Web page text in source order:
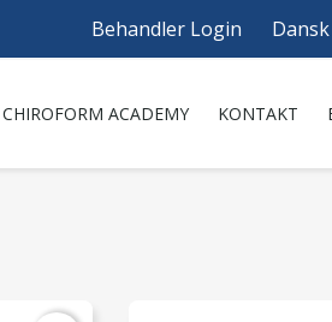
Behandler Login Dansk
CHIROFORM ACADEMY KONTAKT